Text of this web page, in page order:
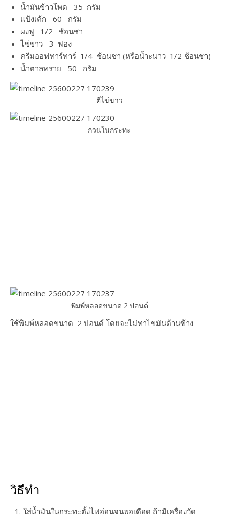
น้ำมันข้าวโพด 35 กรัม
แป้งเค้ก 60 กรัม
ผงฟู 1/2 ช้อนชา
ไข่ขาว 3 ฟอง
ครีมออฟทาร์ทาร์ 1/4 ช้อนชา (หรือน้ำะนาว 1/2 ช้อนชา)
น้ำตาลทราย 50 กรัม
ตีไข่ขาว
กวนในกระทะ
พิมพ์หลอดขนาด 2 ปอนด์
ใช้พิมพ์หลอดขนาด 2 ปอนด์ โดยจะไม่ทาไขมันด้านข้าง
วิธีทำ
ใส่น้ำมันในกระทะตั้งไฟอ่อนจนพอเดือด ถ้ามีเครื่องวัด